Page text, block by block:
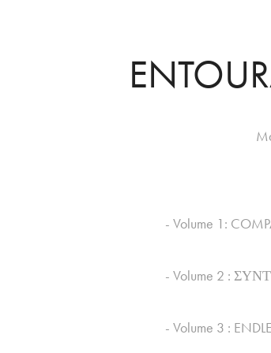
- Volume 1:
- Volume 2 :
- Volume 3 :